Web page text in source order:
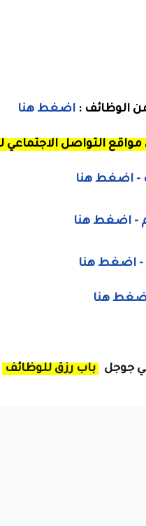
الوظائف : اضغط هنا
مواقع التواصل
- اضغط هنا
- اضغط هنا
- اضغط هنا
اضغط هنا
جوجل باب رزق للوظائف